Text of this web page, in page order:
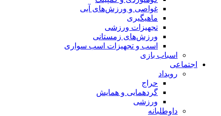
غواصی و ورزش‌های آبی
ماهیگیری
تجهیزات ورزشی
ورزش‌های زمستانی
اسب و تجهیزات اسب سواری
اسباب‌ بازی
اجتماعی
رویداد
حراج
گردهمایی و همایش
ورزشی
داوطلبانه